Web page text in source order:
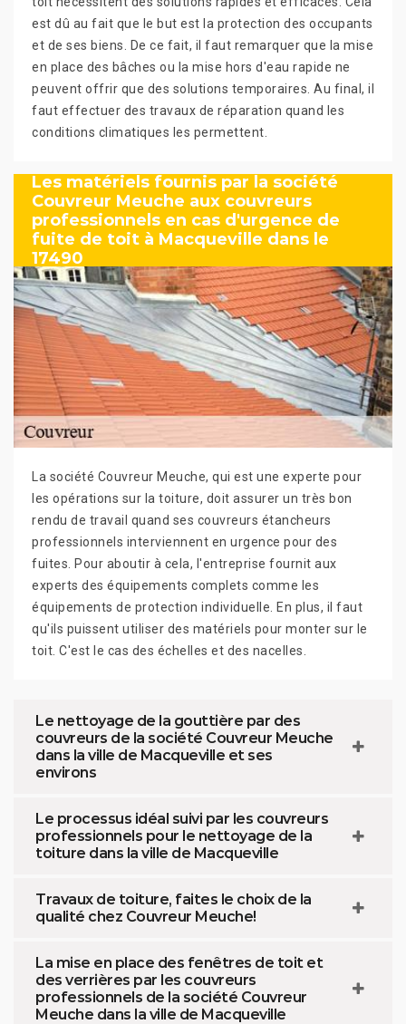
est dû au fait que le but est la protection des occupants
et de ses biens. De ce fait, il faut remarquer que la mise
en place des bâches ou la mise hors d'eau rapide ne
peuvent offrir que des solutions temporaires. Au final, il
faut effectuer des travaux de réparation quand les
conditions climatiques les permettent.
Les matériels fournis par la société
Couvreur Meuche aux couvreurs
professionnels en cas d'urgence de
fuite de toit à Macqueville dans le
17490
La société Couvreur Meuche, qui est une experte pour
les opérations sur la toiture, doit assurer un très bon
rendu de travail quand ses couvreurs étancheurs
professionnels interviennent en urgence pour des
fuites. Pour aboutir à cela, l'entreprise fournit aux
experts des équipements complets comme les
équipements de protection individuelle. En plus, il faut
qu'ils puissent utiliser des matériels pour monter sur le
toit. C'est le cas des échelles et des nacelles.
Le nettoyage de la gouttière par des
couvreurs de la société Couvreur Meuche
dans la ville de Macqueville et ses
environs
Le processus idéal suivi par les couvreurs
professionnels pour le nettoyage de la
toiture dans la ville de Macqueville
Travaux de toiture, faites le choix de la
qualité chez Couvreur Meuche!
La mise en place des fenêtres de toit et
des verrières par les couvreurs
professionnels de la société Couvreur
Meuche dans la ville de Macqueville